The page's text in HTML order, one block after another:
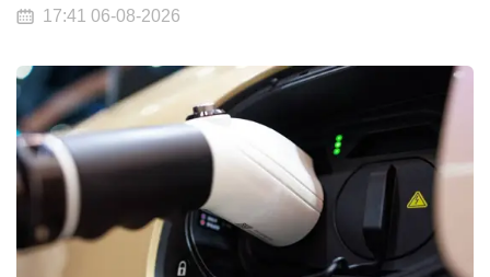
17:41 06-08-2026